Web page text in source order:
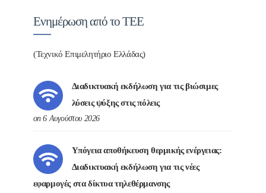
Ενημέρωση από το ΤΕΕ
(Τεχνικό Επιμελητήριο Ελλάδας)
Διαδικτυακή εκδήλωση για τις βιώσιμες
λύσεις ψύξης στις πόλεις
on 6 Αυγούστου 2026
Υπόγεια αποθήκευση θερμικής ενέργειας:
Διαδικτυακή εκδήλωση για τις νέες
εφαρμογές στα δίκτυα τηλεθέρμανσης